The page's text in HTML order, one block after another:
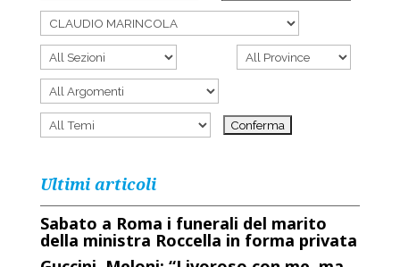
Ultimi articoli
Sabato a Roma i funerali del marito
della ministra Roccella in forma privata